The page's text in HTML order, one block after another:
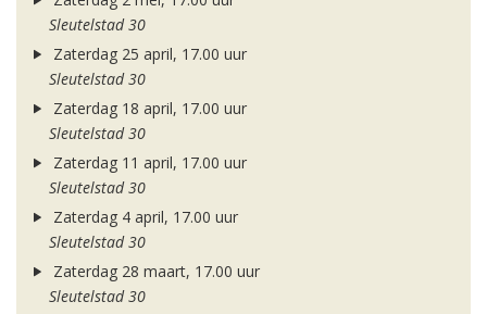
Sleutelstad 30
Zaterdag 25 april, 17.00 uur
Sleutelstad 30
Zaterdag 18 april, 17.00 uur
Sleutelstad 30
Zaterdag 11 april, 17.00 uur
Sleutelstad 30
Zaterdag 4 april, 17.00 uur
Sleutelstad 30
Zaterdag 28 maart, 17.00 uur
Sleutelstad 30